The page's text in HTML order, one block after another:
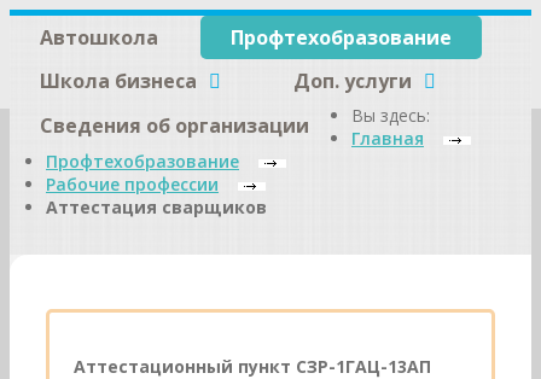
Автошкола
Профтехобразование
Школа бизнеса
Доп. услуги
Сведения об организации
Вы здесь:
Главная
Профтехобразование
Рабочие профессии
Аттестация сварщиков
Аттестационный пункт СЗР-1ГАЦ-13АП